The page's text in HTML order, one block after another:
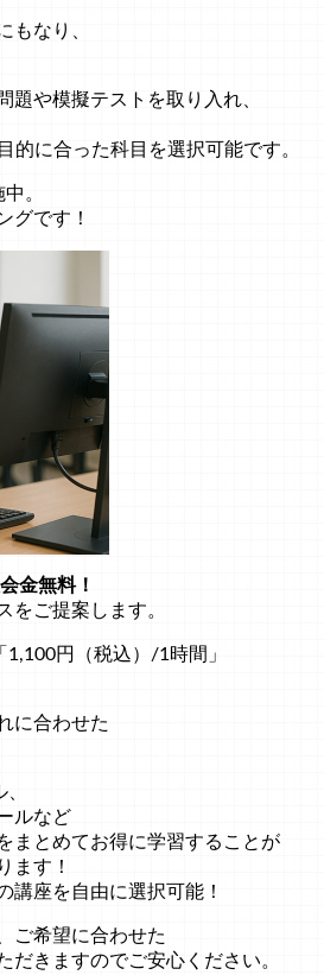
もなり、
題や模擬テストを取り入れ、
に合った科目を選択可能です。
。
グです！
金無料！
をご提案します。
円（税込）/1時間」
に合わせた
ルなど
まとめてお得に学習することが
ます！
講座を自由に選択可能！
ご希望に合わせた
だきますのでご安心ください。